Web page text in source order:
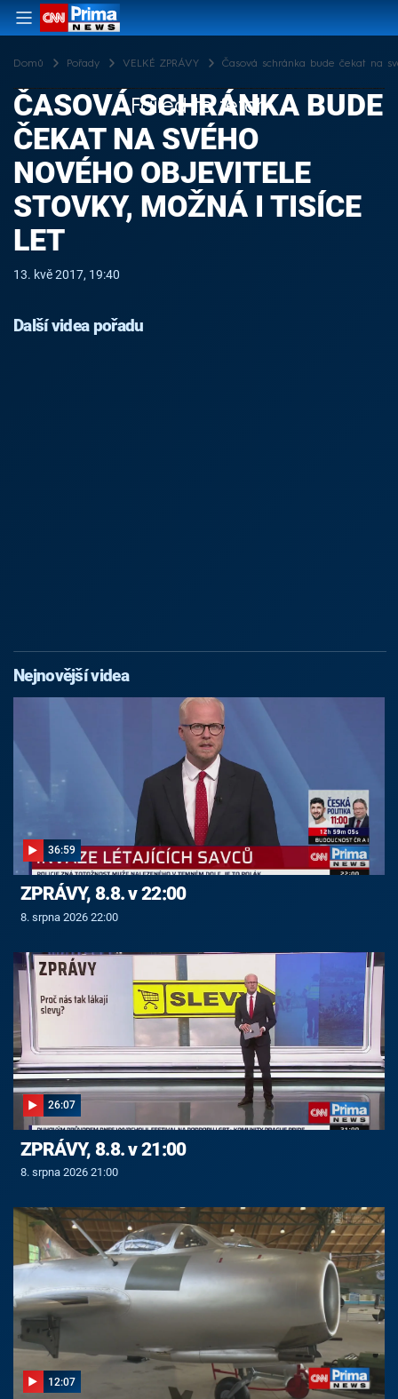
Domů Pořady VELKÉ ZPRÁVY Časová schránka bude čekat na
Failed to fetch
ČASOVÁ SCHRÁNKA BUDE
ČEKAT NA SVÉHO
NOVÉHO OBJEVITELE
STOVKY, MOŽNÁ I TISÍCE
LET
13. kvě 2017, 19:40
Další videa pořadu
Nejnovější videa
36:59
ZPRÁVY, 8.8. v 22:00
8. srpna 2026 22:00
26:07
ZPRÁVY, 8.8. v 21:00
8. srpna 2026 21:00
12:07